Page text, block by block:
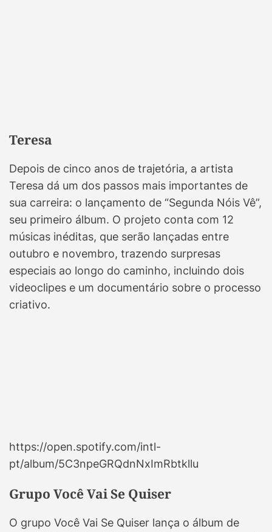
Teresa
Depois de cinco anos de trajetória, a artista
Teresa dá um dos passos mais importantes de
sua carreira: o lançamento de “Segunda Nóis Vê”,
seu primeiro álbum. O projeto conta com 12
músicas inéditas, que serão lançadas entre
outubro e novembro, trazendo surpresas
especiais ao longo do caminho, incluindo dois
videoclipes e um documentário sobre o processo
criativo.
https://open.spotify.com/intl-
pt/album/5C3npeGRQdnNxImRbtkllu
Grupo Você Vai Se Quiser
O grupo Você Vai Se Quiser lança o álbum de